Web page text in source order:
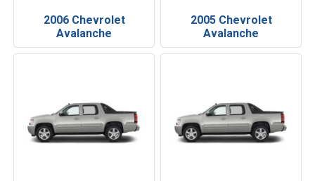
2006 Chevrolet
Avalanche
2005 Chevrolet
Avalanche